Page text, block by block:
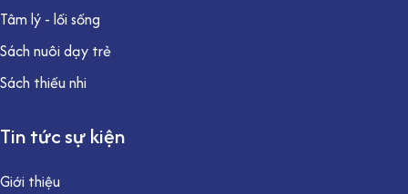
Tâm lý - lối sống
Sách nuôi dạy trẻ
Sách thiếu nhi
Tin tức sự kiện
Giới thiệu